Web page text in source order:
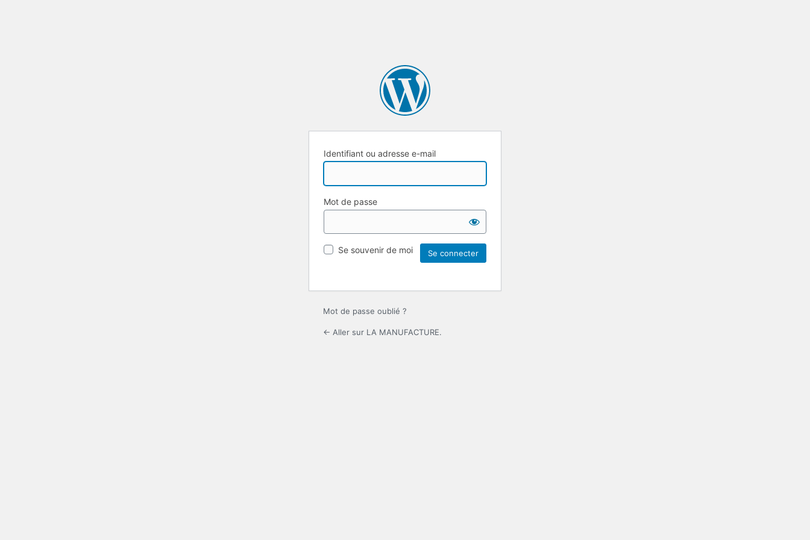
Identifiant ou adresse e-mail
Mot de passe
Se souvenir de moi
Mot de passe oublié ?
← Aller sur LA MANUFACTURE.